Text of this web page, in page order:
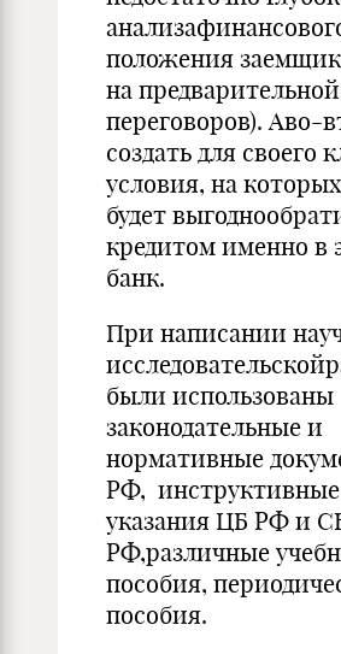
положения
на
переговоров). Аво-
создать для своего
условия, на
будет
кредитом именно в
банк.
При написании
были использованы
законодательные и
нормативные
РФ, инструктивные
указания ЦБ РФ и
РФ,различные
пособия,
пособия.